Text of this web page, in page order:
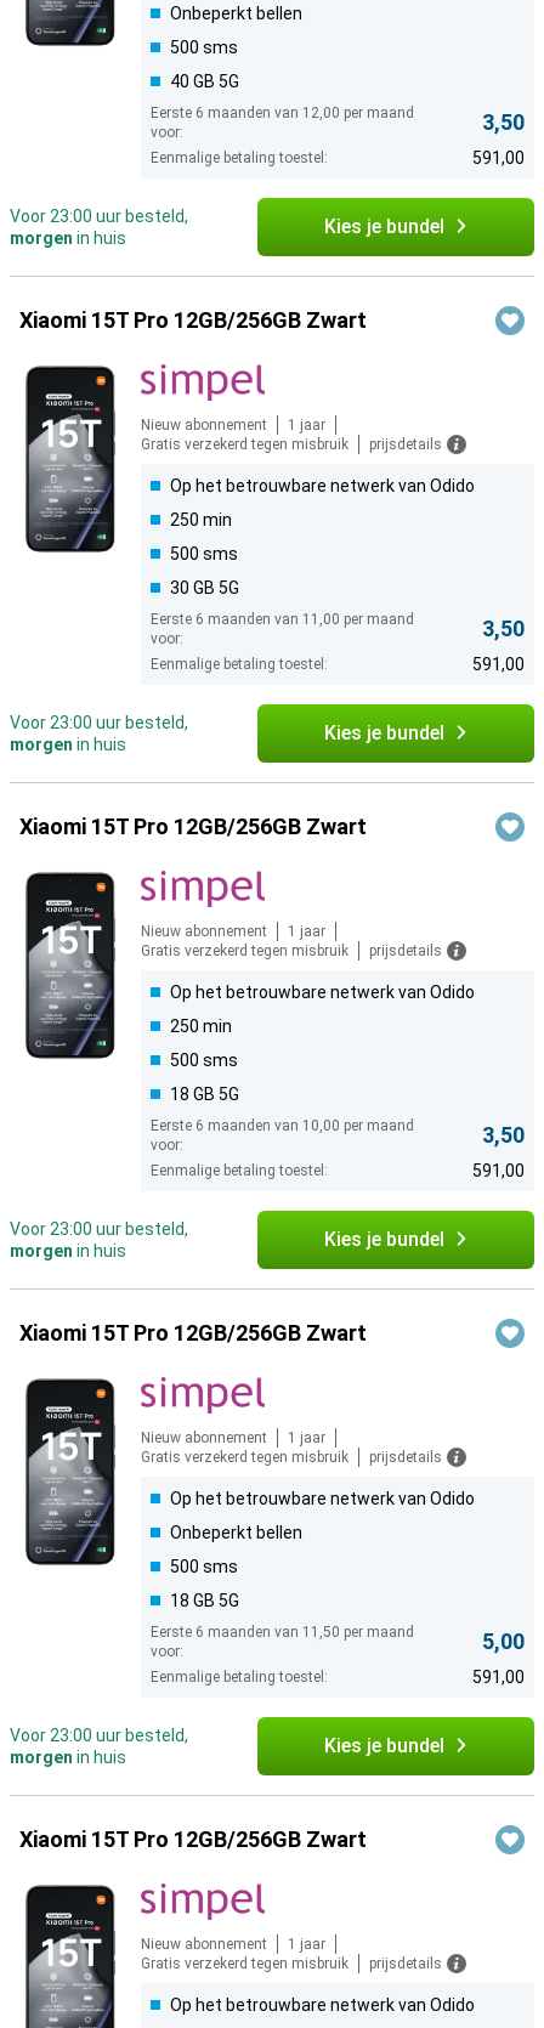
Onbeperkt bellen
500 sms
40 GB 5G
Eerste 6 maanden van 12,00 per maand
voor:
3,50
Eenmalige betaling toestel: 591,00
Voor 23:00 uur besteld,
morgen in huis Kies je bundel
Xiaomi 15T Pro 12GB/256GB Zwart
Nieuw abonnement
1 jaar
Gratis verzekerd tegen misbruik
prijsdetails
Op het betrouwbare netwerk van Odido
250 min
500 sms
30 GB 5G
Eerste 6 maanden van 11,00 per maand
voor:
3,50
Eenmalige betaling toestel: 591,00
Voor 23:00 uur besteld,
morgen in huis Kies je bundel
Xiaomi 15T Pro 12GB/256GB Zwart
Nieuw abonnement
1 jaar
Gratis verzekerd tegen misbruik
prijsdetails
Op het betrouwbare netwerk van Odido
250 min
500 sms
18 GB 5G
Eerste 6 maanden van 10,00 per maand
voor:
3,50
Eenmalige betaling toestel: 591,00
Voor 23:00 uur besteld,
morgen in huis Kies je bundel
Xiaomi 15T Pro 12GB/256GB Zwart
Nieuw abonnement
1 jaar
Gratis verzekerd tegen misbruik
prijsdetails
Op het betrouwbare netwerk van Odido
Onbeperkt bellen
500 sms
18 GB 5G
Eerste 6 maanden van 11,50 per maand
voor:
5,00
Eenmalige betaling toestel: 591,00
Voor 23:00 uur besteld,
morgen in huis Kies je bundel
Xiaomi 15T Pro 12GB/256GB Zwart
Nieuw abonnement
1 jaar
Gratis verzekerd tegen misbruik
prijsdetails
Op het betrouwbare netwerk van Odido